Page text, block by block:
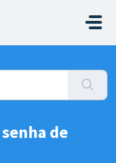
de